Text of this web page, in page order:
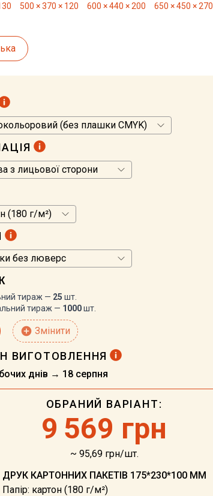
500 × 370 × 120 600 × 440 × 200 650 × 450 × 270
тираж — 25 шт.
тираж — 1000шт.
add_circle Змінити
ВИГОТОВЛЕННЯ
днів → 18 серпня
ОБРАНИЙ ВАРІАНТ:
9 569 грн
~ 95,69 грн/шт.
ДРУК КАРТОННИХ ПАКЕТІВ 175*230*100 ММ
Папір: картон (180 г/м²)